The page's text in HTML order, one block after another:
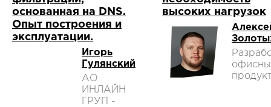
основанная на DNS.
Опыт построения и
эксплуатации.
Игорь
Гулянский
АО
ИНЛАЙН
ГРУП -
высоких нагрузок